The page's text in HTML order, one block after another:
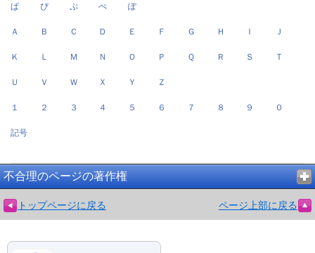
ぱ ぴ ぷ ぺ ぽ
Ａ Ｂ Ｃ Ｄ Ｅ Ｆ Ｇ Ｈ Ｉ Ｊ
Ｋ Ｌ Ｍ Ｎ Ｏ Ｐ Ｑ Ｒ Ｓ Ｔ
Ｕ Ｖ Ｗ Ｘ Ｙ Ｚ
１ ２ ３ ４ ５ ６ ７ ８ ９ ０
記号
不合理のページの著作権
トップページに戻る ページ上部に戻る